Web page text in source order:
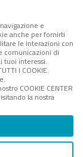
iscritta
di Roma -
resp. Michela
e
- FPA s.r.l.
management
- R.E.A. Roma
e
anche per fornirti
le interazioni con
comunicazioni di
tuoi interessi.
I COOKIE.
COOKIE CENTER
la nostra